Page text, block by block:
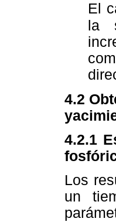
El
la
4.2
4.2.1
Los
un